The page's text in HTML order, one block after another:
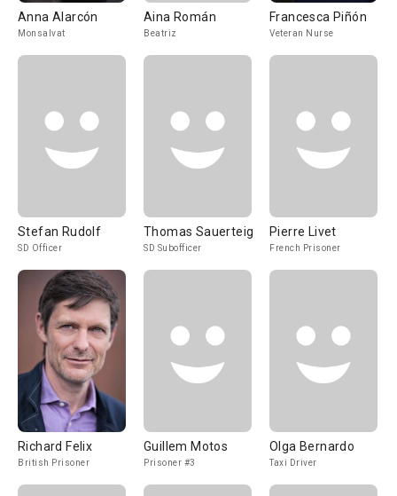
Anna Alarcón
Monsalvat
Aina Román
Beatriz
Francesca Piñón
Veteran Nurse
Stefan Rudolf
SD Officer
Thomas Sauerteig
SD Subofficer
Pierre Livet
French Prisoner
Richard Felix
British Prisoner
Guillem Motos
Prisoner #3
Olga Bernardo
Taxi Driver